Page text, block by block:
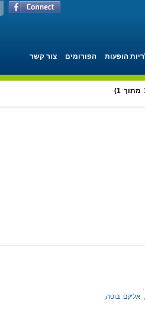
הופעות הפורומים צור קשר
אליקם בוטה